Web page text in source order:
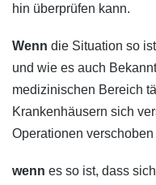
hin überprüfen kann.
Wenn die Situation so
und wie es auch
medizinischen Bereich
Krankenhäusern sich
Operationen
wenn es so ist, dass